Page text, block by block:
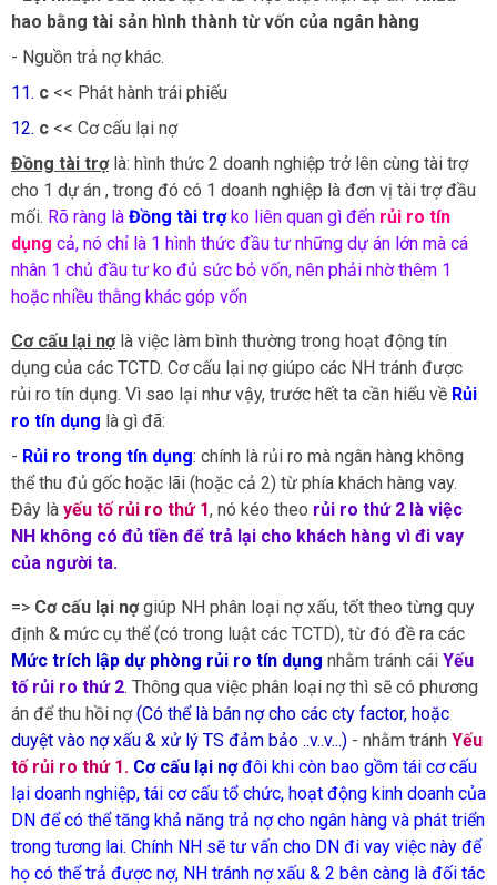
hao bằng tài sản hình thành từ vốn của ngân hàng
- Nguồn trả nợ khác.
11. c << Phát hành trái phiếu
12. c << Cơ cấu lại nợ
Đồng tài trợlà: hình thức 2 doanh nghiệp trở lên cùng tài trợ
cho 1 dự án , trong đó có 1 doanh nghiệp là đơn vị tài trợ đầu
mối. Rõ ràng là Đồng tài trợko liên quan gì đến rủi ro tín
dụng cả, nó chỉ là 1 hình thức đầu tư những dự án lớn mà cá
nhân 1 chủ đầu tư ko đủ sức bỏ vốn, nên phải nhờ thêm 1
hoặc nhiều thằng khác góp vốn
Cơ cấu lại nợ là việc làm bình thường trong hoạt động tín
dụng của các TCTD. Cơ cấu lại nợ giúpo các NH tránh được
rủi ro tín dụng. Vì sao lại như vậy, trước hết ta cần hiểu về Rủi
ro tín dụng là gì đã:
- Rủi ro trong tín dụng: chính là rủi ro mà ngân hàng không
thể thu đủ gốc hoặc lãi (hoặc cả 2) từ phía khách hàng vay.
Đây là yếu tố rủi ro thứ 1, nó kéo theo rủi ro thứ 2 là việc
NH không có đủ tiền để trả lại cho khách hàng vì đi vay
của người ta.
=> Cơ cấu lại nợgiúp NH phân loại nợ xấu, tốt theo từng quy
định & mức cụ thể (có trong luật các TCTD), từ đó đề ra các
Mức trích lập dự phòng rủi ro tín dụng nhằm tránh cái Yếu
tố rủi ro thứ 2. Thông qua việc phân loại nợ thì sẽ có phương
án để thu hồi nợ(Có thể là bán nợ cho các cty factor, hoặc
duyệt vào nợ xấu & xử lý TS đảm bảo ..v..v...) - nhằm tránh Yếu
tố rủi ro thứ 1. Cơ cấu lại nợ đôi khi còn bao gồm tái cơ cấu
lại doanh nghiệp, tái cơ cấu tổ chức, hoạt động kinh doanh của
DN để có thể tăng khả năng trả nợ cho ngân hàng và phát triển
trong tương lai. Chính NH sẽ tư vấn cho DN đi vay việc này để
họ có thể trả được nợ, NH tránh nợ xấu & 2 bên càng là đối tác